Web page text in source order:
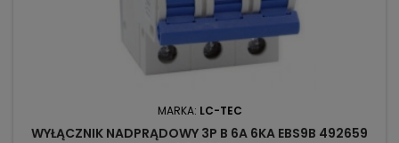
MARKA: LC-TEC
WYŁĄCZNIK NADPRĄDOWY 3P B 6A 6KA EBS9B 492659